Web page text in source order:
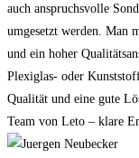
auch anspruchsvolle
umgesetzt werden. Man
und ein hoher
Plexiglas- oder
Qualität und eine gute
Team von Leto – klare